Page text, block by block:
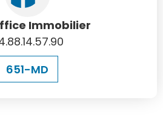
Immobilier
651-MD